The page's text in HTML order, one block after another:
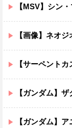
【MSV】シン
【画像】ネオジオン総
【サーペントカス
【ガンダム】ザク
【ガンダム】ア